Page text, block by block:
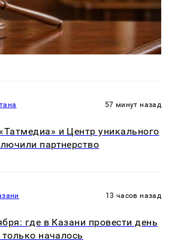
57 минут назад
и Центр уникального
партнерство
13 часов назад
где в Казани провести день
началось